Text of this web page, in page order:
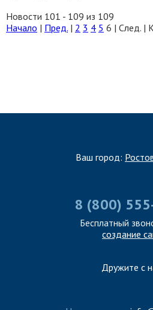
Новости 101 - 109 из 109
Начало | Пред. | 2 3 4 5 6 | След. |
Ваш город:
8 (800)
Бесплатный
создание
Дружите с